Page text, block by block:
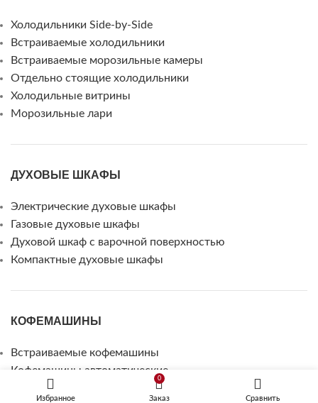
Холодильники Side-by-Side
Встраиваемые холодильники
Встраиваемые морозильные камеры
Отдельно стоящие холодильники
Холодильные витрины
Морозильные лари
ДУХОВЫЕ ШКАФЫ
Электрические духовые шкафы
Газовые духовые шкафы
Духовой шкаф с варочной поверхностью
Компактные духовые шкафы
КОФЕМАШИНЫ
Встраиваемые кофемашины
Кофемашины автоматические
ТЕХНИКА ДЛЯ КУХНИ
Избранное
0
Заказ Сравнить